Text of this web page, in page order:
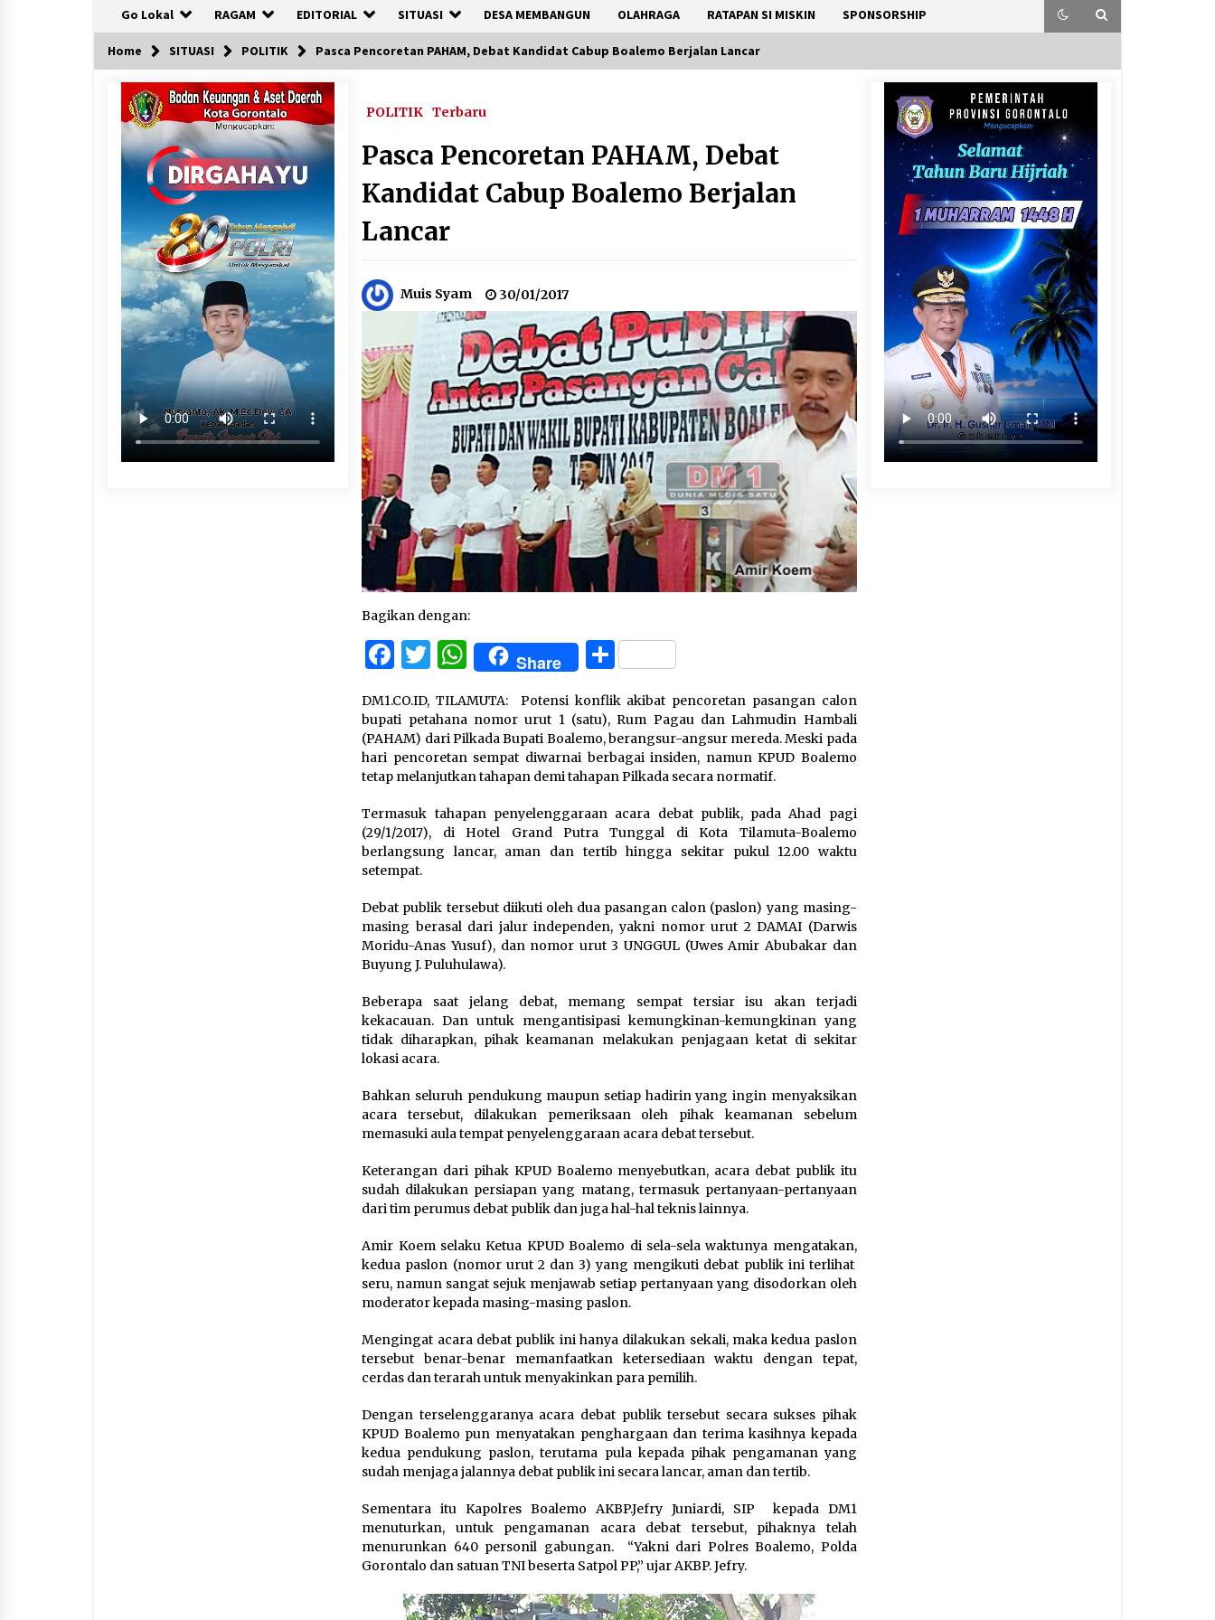
Go Lokal RAGAM EDITORIAL SITUASI DESA MEMBANGUN OLAHRAGA RATAPAN SI MISKIN SPONSORSHIP
Home SITUASI POLITIK Pasca Pencoretan PAHAM, Debat Kandidat Cabup Boalemo Berjalan Lancar
POLITIK Terbaru
Pasca Pencoretan PAHAM, Debat
Kandidat Cabup Boalemo Berjalan
Lancar
Muis Syam 30/01/2017
Bagikan dengan:
Facebook
Twitter
WhatsApp
Share Share
DM1.CO.ID, TILAMUTA: Potensi konflik akibat pencoretan pasangan calon
bupati petahana nomor urut 1 (satu), Rum Pagau dan Lahmudin Hambali
(PAHAM) dari Pilkada Bupati Boalemo, berangsur-angsur mereda. Meski pada
hari pencoretan sempat diwarnai berbagai insiden, namun KPUD Boalemo
tetap melanjutkan tahapan demi tahapan Pilkada secara normatif.
Termasuk tahapan penyelenggaraan acara debat publik, pada Ahad pagi
(29/1/2017), di Hotel Grand Putra Tunggal di Kota Tilamuta-Boalemo
berlangsung lancar, aman dan tertib hingga sekitar pukul 12.00 waktu
setempat.
Debat publik tersebut diikuti oleh dua pasangan calon (paslon) yang masing-
masing berasal dari jalur independen, yakni nomor urut 2 DAMAI (Darwis
Moridu-Anas Yusuf), dan nomor urut 3 UNGGUL (Uwes Amir Abubakar dan
Buyung J. Puluhulawa).
Beberapa saat jelang debat, memang sempat tersiar isu akan terjadi
kekacauan. Dan untuk mengantisipasi kemungkinan-kemungkinan yang
tidak diharapkan, pihak keamanan melakukan penjagaan ketat di sekitar
lokasi acara.
Bahkan seluruh pendukung maupun setiap hadirin yang ingin menyaksikan
acara tersebut, dilakukan pemeriksaan oleh pihak keamanan sebelum
memasuki aula tempat penyelenggaraan acara debat tersebut.
Keterangan dari pihak KPUD Boalemo menyebutkan, acara debat publik itu
sudah dilakukan persiapan yang matang, termasuk pertanyaan-pertanyaan
dari tim perumus debat publik dan juga hal-hal teknis lainnya.
Amir Koem selaku Ketua KPUD Boalemo di sela-sela waktunya mengatakan,
kedua paslon (nomor urut 2 dan 3) yang mengikuti debat publik ini terlihat
seru, namun sangat sejuk menjawab setiap pertanyaan yang disodorkan oleh
moderator kepada masing-masing paslon.
Mengingat acara debat publik ini hanya dilakukan sekali, maka kedua paslon
tersebut benar-benar memanfaatkan ketersediaan waktu dengan tepat,
cerdas dan terarah untuk menyakinkan para pemilih.
Dengan terselenggaranya acara debat publik tersebut secara sukses pihak
KPUD Boalemo pun menyatakan penghargaan dan terima kasihnya kepada
kedua pendukung paslon, terutama pula kepada pihak pengamanan yang
sudah menjaga jalannya debat publik ini secara lancar, aman dan tertib.
Sementara itu Kapolres Boalemo AKBP.Jefry Juniardi, SIP kepada DM1
menuturkan, untuk pengamanan acara debat tersebut, pihaknya telah
menurunkan 640 personil gabungan. “Yakni dari Polres Boalemo, Polda
Gorontalo dan satuan TNI beserta Satpol PP,” ujar AKBP. Jefry.